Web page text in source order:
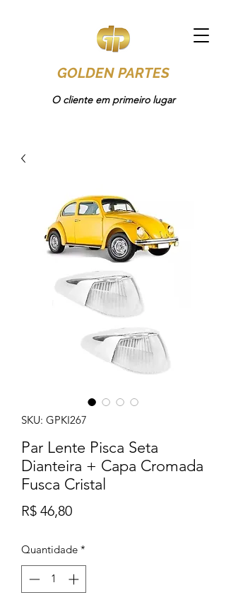
GOLDEN PARTES
O cliente em primeiro lugar
SKU: GPKI267
Par Lente Pisca Seta
Dianteira + Capa Cromada
Fusca Cristal
R$ 46,80Preço
Quantidade *